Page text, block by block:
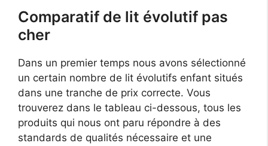
Comparatif de lit évolutif pas
cher
Dans un premier temps nous avons sélectionné
un certain nombre de lit évolutifs enfant situés
dans une tranche de prix correcte. Vous
trouverez dans le tableau ci-dessous, tous les
produits qui nous ont paru répondre à des
standards de qualités nécessaire et une